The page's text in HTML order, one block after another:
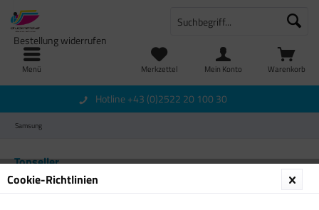
Menü Warenkorb
Merkzettel
Bestellung widerrufen
Mein Konto
Hotline +43 (0)2522 20 100 30
Samsung
Topseller
Cookie-Richtlinien